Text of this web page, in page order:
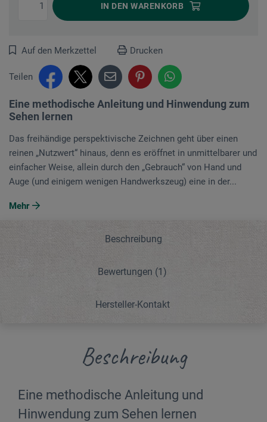
IN DEN WARENKORB
Auf den Merkzettel Drucken
Teilen
Eine methodische Anleitung und Hinwendung zum
Sehen lernen
Das freihändige perspektivische Zeichnen geht über einen
reinen „Nutzwert“ hinaus, denn es eröffnet in unmittelbarer und
einfacher Weise, allein durch den „Gebrauch“ von Hand und
Auge (und einigem wenigen Handwerkszeug) eine in der...
Mehr
Beschreibung
Bewertungen (1)
Hersteller-Kontakt
Beschreibung
Eine methodische Anleitung und
Hinwendung zum Sehen lernen